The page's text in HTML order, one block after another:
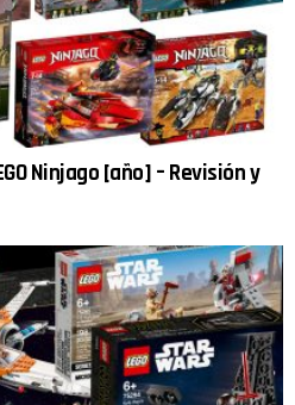
Ninjago [año] – Revisión y